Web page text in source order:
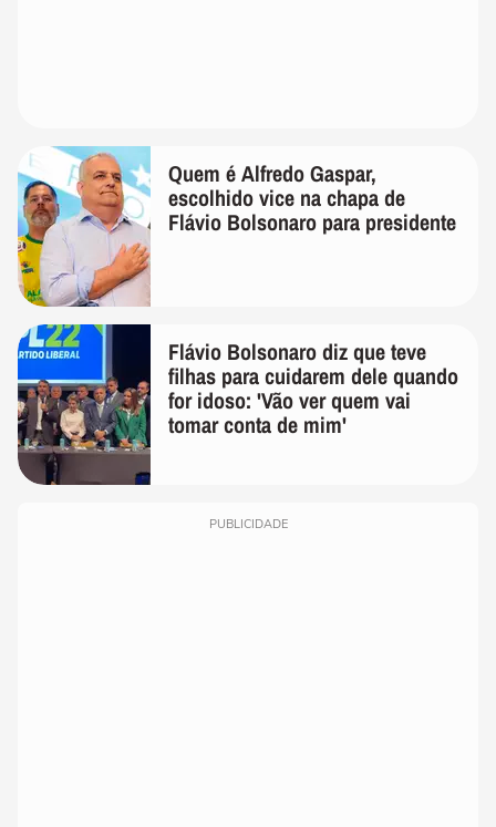
Quem é Alfredo Gaspar,
escolhido vice na chapa de
Flávio Bolsonaro para presidente
Flávio Bolsonaro diz que teve
filhas para cuidarem dele quando
for idoso: 'Vão ver quem vai
tomar conta de mim'
PUBLICIDADE